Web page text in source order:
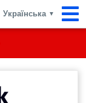
Українська ▼